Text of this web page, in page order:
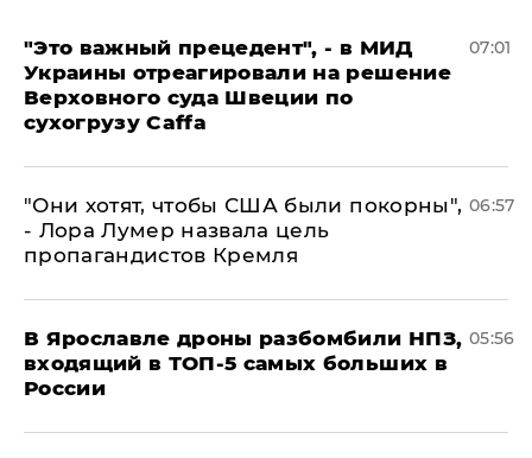
"Это важный прецедент", - в МИД
Украины отреагировали на решение
Верховного суда Швеции по
сухогрузу Caffa
07:01
"Они хотят, чтобы США были покорны",
- Лора Лумер назвала цель
пропагандистов Кремля
06:57
В Ярославле дроны разбомбили НПЗ,
входящий в ТОП-5 самых больших в
России
05:56